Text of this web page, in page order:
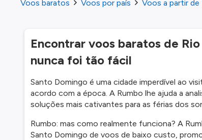
Voos baratos Voos por país Voos a partir de
Encontrar voos baratos de
nunca foi tão fácil
Santo Domingo é uma cidade imperdível ao
acordo com a época. A Rumbo lhe ajuda a
soluções mais cativantes para as férias dos
Rumbo: mas como realmente funciona? A
Santo Domingo de voos de baixo custo,